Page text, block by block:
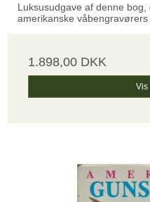
Luksusudgave af denne
amerikanske
1.898,00 DKK
Vis